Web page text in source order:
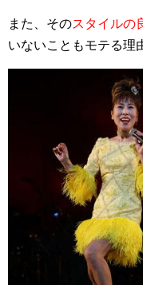
また、そのスタイルの
いないこともモテる理